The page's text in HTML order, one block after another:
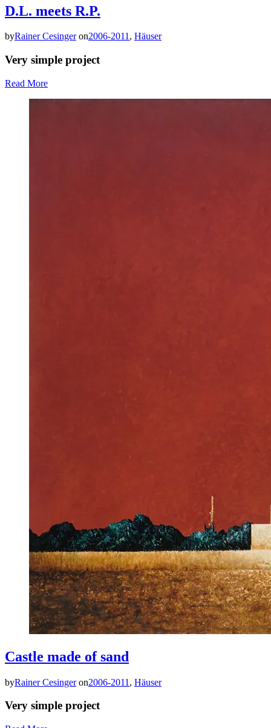
D.L. meets R.P.
byRainer Cesinger on2006-2011, Häuser
Very simple project
Read More
Castle made of sand
byRainer Cesinger on2006-2011 , Häuser
Very simple project